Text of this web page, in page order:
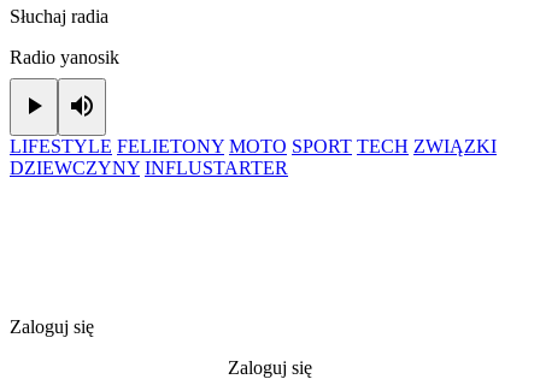
Słuchaj radia
Radio yanosik
Play
LIFESTYLE FELIETONY MOTO SPORT TECH ZWIĄZKI
DZIEWCZYNY INFLUSTARTER
Zaloguj się
Zaloguj się